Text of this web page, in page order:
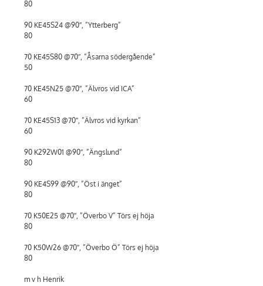
80
90 KE45S24 @90″, ”Ytterberg”
80
70 KE45S80 @70″, ”Åsarna södergående”
50
70 KE45N25 @70″, ”Älvros vid ICA”
60
70 KE45S13 @70″, ”Älvros vid kyrkan”
60
90 K292W01 @90″, ”Ängslund”
80
90 KE4S99 @90″, ”Öst i änget”
80
70 K50E25 @70″, ”Överbo V” Törs ej höja
80
70 K50W26 @70″, ”Överbo Ö” Törs ej höja
80
m v h Henrik